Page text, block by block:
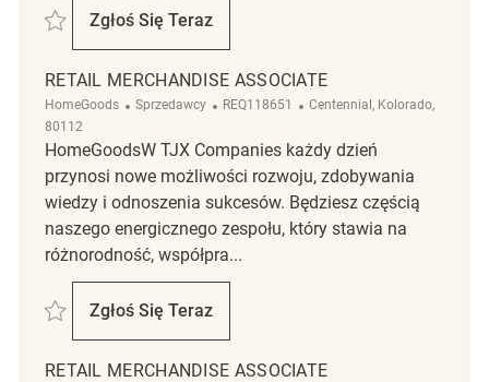
Zapisać Retail Merchandise Associate REQ137759
Zgłoś Się Teraz
Retail Merchandise Associate
RETAIL MERCHANDISE ASSOCIATE
HomeGoods Kategoria
Sprzedawcy ReqId
REQ118651 Lokalizacja
Centennial, Kolorado,
80112
HomeGoodsW TJX Companies każdy dzień
przynosi nowe możliwości rozwoju, zdobywania
wiedzy i odnoszenia sukcesów. Będziesz częścią
naszego energicznego zespołu, który stawia na
różnorodność, współpra...
Zapisać Retail Merchandise Associate REQ118651
Zgłoś Się Teraz
Retail Merchandise Associate
RETAIL MERCHANDISE ASSOCIATE